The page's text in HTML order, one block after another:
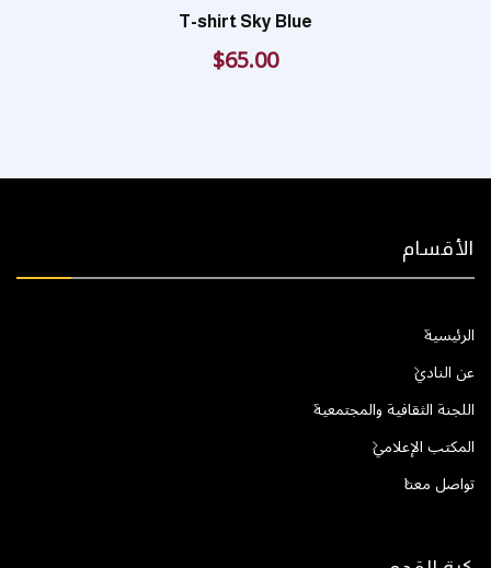
T-shirt Sky Blue
$65.00
الأقسام
الرئيسية
عن النادي
اللجنة الثقافية والمجتمعية
المكتب الإعلامي
تواصل معنا